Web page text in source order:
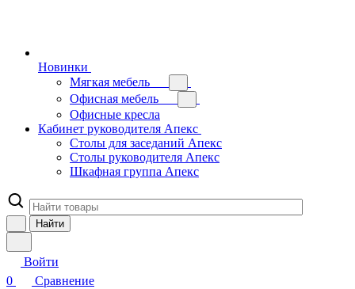
Новинки
Мягкая мебель
Офисная мебель
Офисные кресла
Кабинет руководителя Апекс
Столы для заседаний Апекс
Столы руководителя Апекс
Шкафная группа Апекс
Найти
Войти
0
Сравнение